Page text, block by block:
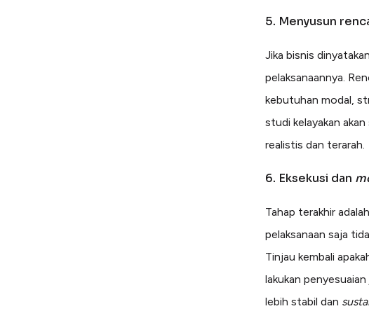
5. Menyusun
Jika bisnis
pelaksanaannya.
kebutuhan modal,
studi kelayakan
realistis dan terarah.
6. Eksekusi dan
Tahap terakhir
pelaksanaan saja
Tinjau kembali
lakukan
lebih stabil dan